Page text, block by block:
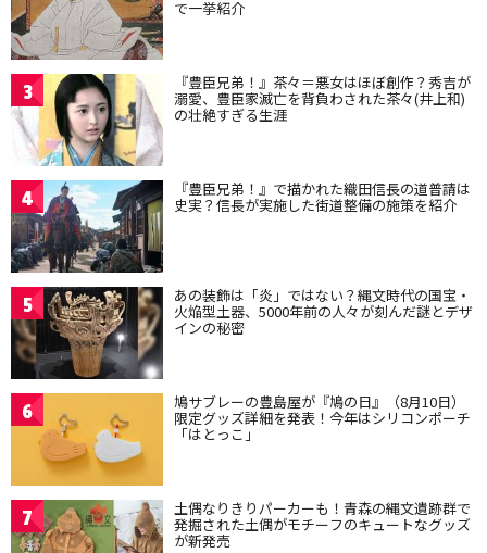
で一挙紹介
3 『豊臣兄弟！』茶々＝悪女はほぼ創作？秀吉が
溺愛、豊臣家滅亡を背負わされた茶々(井上和)
の壮絶すぎる生涯
4 『豊臣兄弟！』で描かれた織田信長の道普請は
史実？信長が実施した街道整備の施策を紹介
5 あの装飾は「炎」ではない？縄文時代の国宝・
火焔型土器、5000年前の人々が刻んだ謎とデザ
インの秘密
6 鳩サブレーの豊島屋が『鳩の日』（8月10日）
限定グッズ詳細を発表！今年はシリコンポーチ
「はとっこ」
7 土偶なりきりパーカーも！青森の縄文遺跡群で
発掘された土偶がモチーフのキュートなグッズ
が新発売